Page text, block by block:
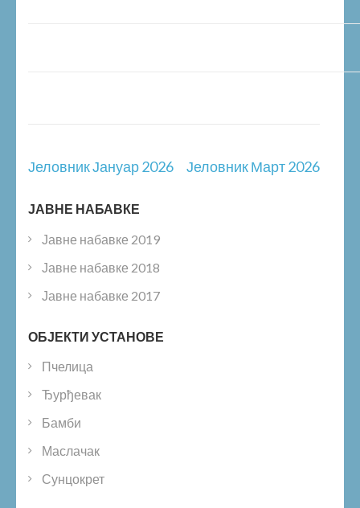
Post
Јеловник Јануар 2026 Јеловник Март 2026
ЈАВНЕ НАБАВКЕ
Јавне набавке 2019
Јавне набавке 2018
Јавне набавке 2017
ОБЈЕКТИ УСТАНОВЕ
Пчелица
Ђурђевак
Бамби
Маслачак
Сунцокрет